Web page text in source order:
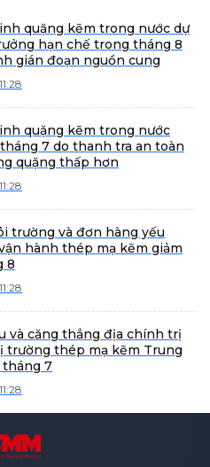
quặng kẽm trong nước dự
hạn chế trong tháng 8
gián đoạn nguồn cung
quặng kẽm trong nước
7 do thanh tra an toàn
quặng thấp hơn
trường và đơn hàng yếu
hành thép mạ kẽm giảm
8
và căng thẳng địa chính trị
trường thép mạ kẽm Trung
7